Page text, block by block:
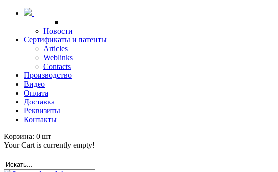
Новости
Сертификаты и патенты
Articles
Weblinks
Contacts
Производство
Видео
Оплата
Доставка
Реквизиты
Контакты
Корзина: 0 шт
Your Cart is currently empty!